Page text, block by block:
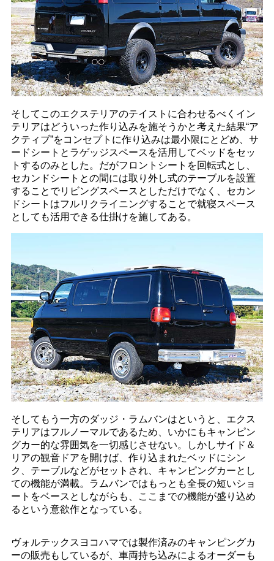
そしてこのエクステリアのテイストに合わせるべくイン
テリアはどういった作り込みを施そうかと考えた結果“ア
クティブ”をコンセプトに作り込みは最小限にとどめ、サ
ードシートとラゲッジスペースを活用してベッドをセッ
トするのみとした。だがフロントシートを回転式とし、
セカンドシートとの間には取り外し式のテーブルを設置
することでリビングスペースとしただけでなく、セカン
ドシートはフルリクライニングすることで就寝スペース
としても活用できる仕掛けを施してある。
そしてもう一方のダッジ・ラムバンはというと、エクス
テリアはフルノーマルであるため、いかにもキャンピン
グカー的な雰囲気を一切感じさせない。しかしサイド＆
リアの観音ドアを開けば、作り込まれたベッドにシン
ク、テーブルなどがセットされ、キャンピングカーとし
ての機能が満載。ラムバンではもっとも全長の短いショ
ートをベースとしながらも、ここまでの機能が盛り込め
るという意欲作となっている。
ヴォルテックスヨコハマでは製作済みのキャンピングカ
ーの販売もしているが、車両持ち込みによるオーダーも